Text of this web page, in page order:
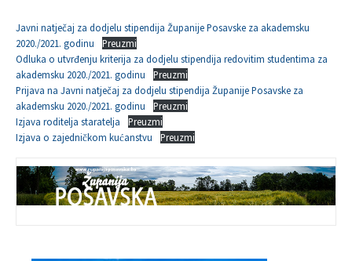
Javni natječaj za dodjelu stipendija Županije Posavske za akademsku
2020./2021. godinu
Preuzmi
Odluka o utvrđenju kriterija za dodjelu stipendija redovitim studentima za
akademsku 2020./2021. godinu
Preuzmi
Prijava na Javni natječaj za dodjelu stipendija Županije Posavske za
akademsku 2020./2021. godinu
Preuzmi
Izjava roditelja staratelja
Preuzmi
Izjava o zajedničkom kućanstvu
Preuzmi